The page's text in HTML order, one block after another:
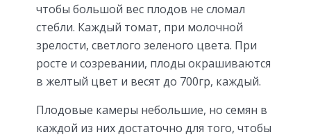
чтобы большой вес плодов не сломал
стебли. Каждый томат, при молочной
зрелости, светлого зеленого цвета. При
росте и созревании, плоды окрашиваются
в желтый цвет и весят до 700гр, каждый.
Плодовые камеры небольшие, но семян в
каждой из них достаточно для того, чтобы